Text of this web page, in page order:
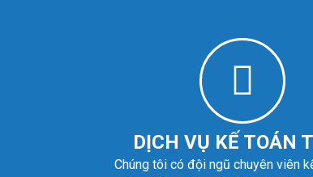
DỊCH VỤ KẾ TOÁN
Chúng tôi có đội ngũ chuyên viên